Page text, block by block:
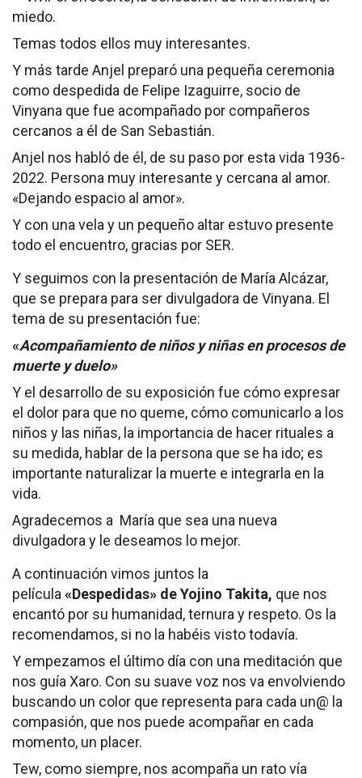
miedo.
Temas todos ellos muy interesantes.
Y más tarde Anjel preparó una pequeña ceremonia
como despedida de Felipe Izaguirre, socio de
Vinyana que fue acompañado por compañeros
cercanos a él de San Sebastián.
Anjel nos habló de él, de su paso por esta vida 1936-
2022. Persona muy interesante y cercana al amor.
«Dejando espacio al amor».
Y con una vela y un pequeño altar estuvo presente
todo el encuentro, gracias por SER.
Y seguimos con la presentación de María Alcázar,
que se prepara para ser divulgadora de Vinyana. El
tema de su presentación fue:
«Acompañamiento de niños y niñas en procesos de
muerte y duelo»
Y el desarrollo de su exposición fue cómo expresar
el dolor para que no queme, cómo comunicarlo a los
niños y las niñas, la importancia de hacer rituales a
su medida, hablar de la persona que se ha ido; es
importante naturalizar la muerte e integrarla en la
vida.
Agradecemos a María que sea una nueva
divulgadora y le deseamos lo mejor.
A continuación vimos juntos la
película «Despedidas» de Yojino Takita, que nos
encantó por su humanidad, ternura y respeto. Os la
recomendamos, si no la habéis visto todavía.
Y empezamos el último día con una meditación que
nos guía Xaro. Con su suave voz nos va envolviendo
buscando un color que representa para cada un@ la
compasión, que nos puede acompañar en cada
momento, un placer.
Tew, como siempre, nos acompaña un rato vía